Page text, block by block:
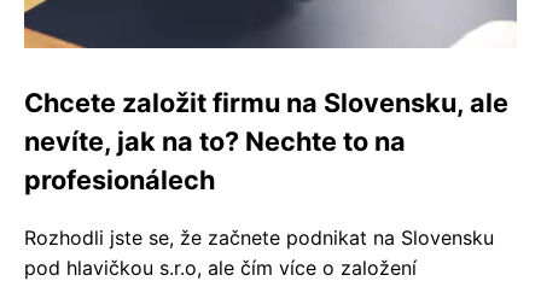
Chcete založit firmu na Slovensku, ale
nevíte, jak na to? Nechte to na
profesionálech
Rozhodli jste se, že začnete podnikat na Slovensku
pod hlavičkou s.r.o, ale čím více o založení